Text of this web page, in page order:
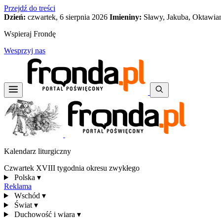
Przejdź do treści
Dzień: czwartek, 6 sierpnia 2026 Imieniny: Sławy, Jakuba,
Wspieraj Frondę
Wesprzyj nas
Kalendarz liturgiczny
Czwartek XVIII tygodnia okresu zwykłego
Polska ▾
Reklama
Wschód ▾
Świat ▾
Duchowość i wiara ▾